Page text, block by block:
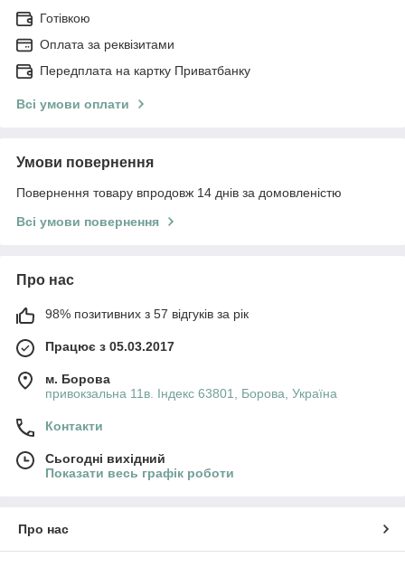
Готівкою
Оплата за реквізитами
Передплата на картку Приватбанку
Всі умови оплати
Умови повернення
Повернення товару впродовж 14 днів за домовленістю
Всі умови повернення
Про нас
98% позитивних з 57 відгуків за рік
Працює з 05.03.2017
м. Борова
привокзальна 11в. Індекс 63801, Борова, Україна
Контакти
Сьогодні вихідний
Показати весь графік роботи
Про нас